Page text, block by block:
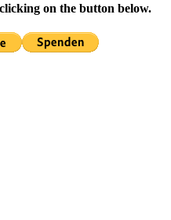
on the button below.